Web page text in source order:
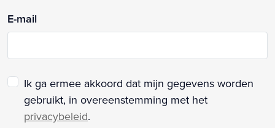
E-mail
Ik ga ermee akkoord dat mijn gegevens worden
gebruikt, in overeenstemming met het
privacybeleid.